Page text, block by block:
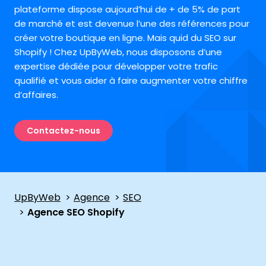
plateforme dispose aujourd’hui de + de 5% de part
de marché et est devenue l’une des références pour
créer votre boutique en ligne. Mais quid du SEO sur
Shopify ! Chez UpByWeb, nous disposons d’une
expertise dédiée pour développer votre trafic
qualifié et vous aider à faire augmenter votre chiffre
d’affaires.
Contactez-nous
UpByWeb Agence
SEO
Agence SEO Shopify